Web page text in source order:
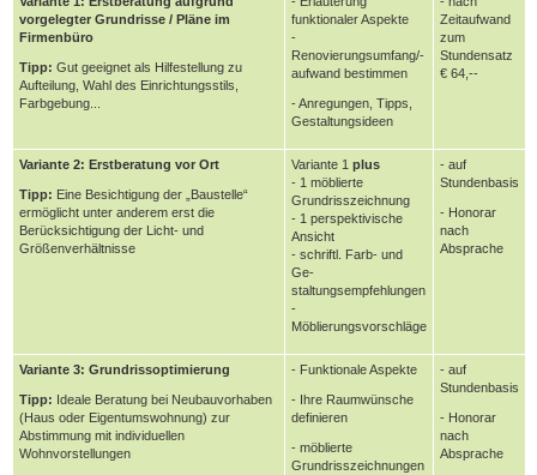
vorgelegter Grundrisse / Pläne im
Firmenbüro
Tipp: Gut geeignet als Hilfestellung zu
Aufteilung, Wahl des Einrichtungsstils,
Farbgebung...
funktionaler Aspekte
-
Renovierungsumfang/-
aufwand bestimmen
- Anregungen, Tipps,
Gestaltungsideen
Zeitaufwand
zum
Stundensatz
€ 64,--
Variante 2: Erstberatung vor Ort
Tipp: Eine Besichtigung der „Baustelle“
ermöglicht unter anderem erst die
Berücksichtigung der Licht- und
Größenverhältnisse
Variante 1 plus
- 1 möblierte
Grundrisszeichnung
- 1 perspektivische
Ansicht
- schriftl. Farb- und
Ge-
staltungsempfehlungen
-
Möblierungsvorschläge
- auf
Stundenbasis
- Honorar
nach
Absprache
Variante 3: Grundrissoptimierung
Tipp: Ideale Beratung bei Neubauvorhaben
(Haus oder Eigentumswohnung) zur
Abstimmung mit individuellen
Wohnvorstellungen
- Funktionale Aspekte
- Ihre Raumwünsche
definieren
- möblierte
Grundrisszeichnungen
- auf
Stundenbasis
- Honorar
nach
Absprache